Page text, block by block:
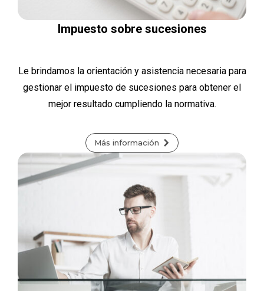
Impuesto sobre sucesiones
Le brindamos la orientación y asistencia necesaria para
gestionar el impuesto de sucesiones para obtener el
mejor resultado cumpliendo la normativa.
Más información